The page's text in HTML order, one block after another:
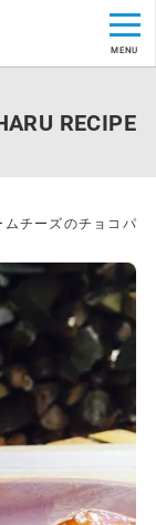
ムチーズのチョコパ